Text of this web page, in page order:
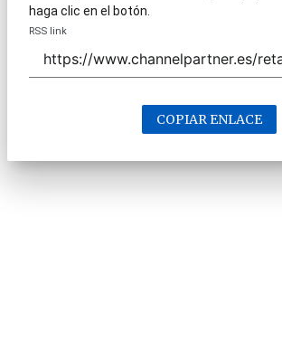
haga clic en el botón.
RSS link
COPIAR ENLACE